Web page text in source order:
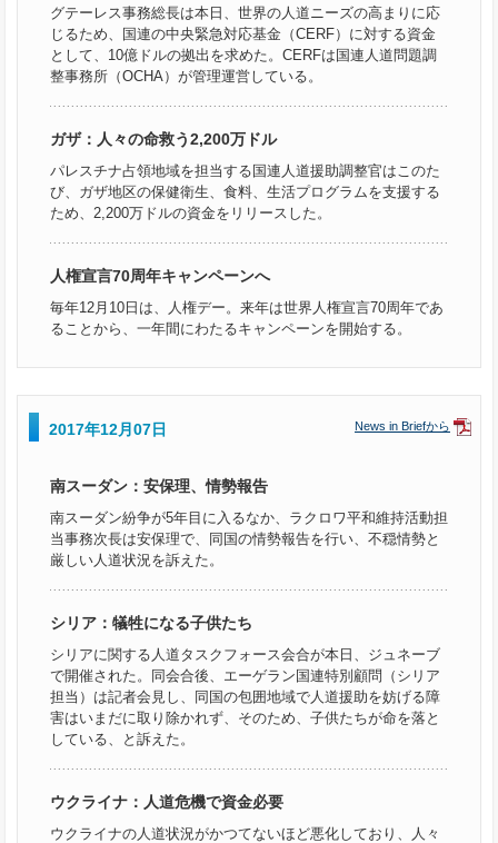
グテーレス事務総長は本日、世界の人道ニーズの高まりに応
じるため、国連の中央緊急対応基金（CERF）に対する資金
として、10億ドルの拠出を求めた。CERFは国連人道問題調
整事務所（OCHA）が管理運営している。
ガザ：人々の命救う2,200万ドル
パレスチナ占領地域を担当する国連人道援助調整官はこのた
び、ガザ地区の保健衛生、食料、生活プログラムを支援する
ため、2,200万ドルの資金をリリースした。
人権宣言70周年キャンペーンへ
毎年12月10日は、人権デー。来年は世界人権宣言70周年であ
ることから、一年間にわたるキャンペーンを開始する。
2017年12月07日 News in Briefから
南スーダン：安保理、情勢報告
南スーダン紛争が5年目に入るなか、ラクロワ平和維持活動担
当事務次長は安保理で、同国の情勢報告を行い、不穏情勢と
厳しい人道状況を訴えた。
シリア：犠牲になる子供たち
シリアに関する人道タスクフォース会合が本日、ジュネーブ
で開催された。同会合後、エーゲラン国連特別顧問（シリア
担当）は記者会見し、同国の包囲地域で人道援助を妨げる障
害はいまだに取り除かれず、そのため、子供たちが命を落と
している、と訴えた。
ウクライナ：人道危機で資金必要
ウクライナの人道状況がかつてないほど悪化しており、人々